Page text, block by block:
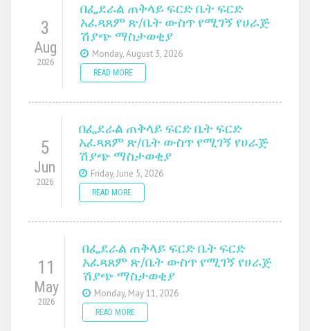
3
Aug
2026
በፌደራል ጠቅላይ ፍርድ ቤት ፍርድ
አፈጻጸም ጽ/ቤት ውስጥ የሚገኝ የሀራጅ
ሽያጭ ማስታወቂያ
Monday, August 3, 2026
READ MORE
5
Jun
2026
በፌደራል ጠቅላይ ፍርድ ቤት ፍርድ
አፈጻጸም ጽ/ቤት ውስጥ የሚገኝ የሀራጅ
ሽያጭ ማስታወቂያ
Friday, June 5, 2026
READ MORE
11
May
2026
በፌደራል ጠቅላይ ፍርድ ቤት ፍርድ
አፈጻጸም ጽ/ቤት ውስጥ የሚገኝ የሀራጅ
ሽያጭ ማስታወቂያ
Monday, May 11, 2026
READ MORE